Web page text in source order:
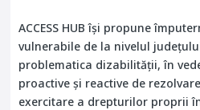
ACCESS HUB își propune
vulnerabile de la nivelul
problematica dizabilității, în
proactive și reactive de
exercitare a drepturilor proprii